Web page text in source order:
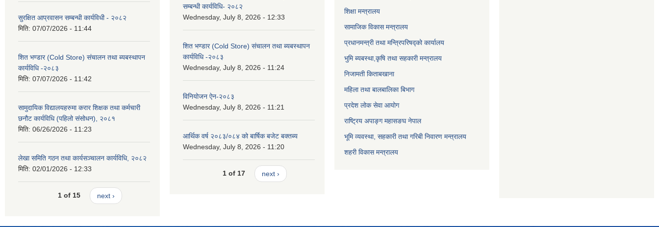
सुरक्षित आप्रवासन सम्बन्धी कार्यविधी - २०८२
मिति: 07/07/2026 - 11:44
शित भण्डार (Cold Store) संचालन तथा ब्यबस्थापन
कार्यविधि -२०८३
मिति: 07/07/2026 - 11:42
सामुदायिक विद्यालयहरुमा करार शिक्षक तथा कर्मचारी
छनौट कार्यविधि (पहिलो संसोधन), २०८१
मिति: 06/26/2026 - 11:23
लेखा समिति गठन तथा कार्यसञ्चालन कार्यविधि, २०८२
मिति: 02/01/2026 - 12:33
1 of 15 next ›
सम्बन्धी कार्यविधि- २०८२
Wednesday, July 8, 2026 - 12:33
शित भण्डार (Cold Store) संचालन तथा ब्यबस्थापन
कार्यविधि -२०८३
Wednesday, July 8, 2026 - 11:24
विनियोजन ऐन-२०८३
Wednesday, July 8, 2026 - 11:21
आर्थिक वर्ष २०८३/०८४ को बार्षिक बजेट बक्तब्य
Wednesday, July 8, 2026 - 11:20
1 of 17 next ›
शिक्षा मन्त्रालय
सामाजिक विकास मन्त्रालय
प्रधानमन्त्री तथा मन्त्रिपरिषद्को कार्यालय
भुमि ब्यबस्था,कृषि तथा सहकारी मन्त्रालय
निजामती किताबखाना
महिला तथा बालबालिका बिभाग
प्रदेश लोक सेवा आयोग
राष्ट्रिय अपाङ्ग महासङघ नेपाल
भूमि व्यवस्था, सहकारी तथा गरिबी निवारण मन्त्रालय
शहरी विकास मन्त्रालय